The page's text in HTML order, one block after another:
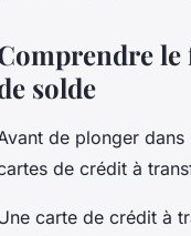
le
solde
de plonger
de crédit à
carte de crédit à